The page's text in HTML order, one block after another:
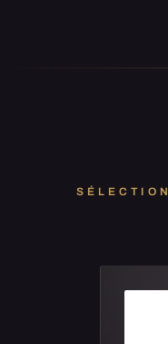
SÉLECTION